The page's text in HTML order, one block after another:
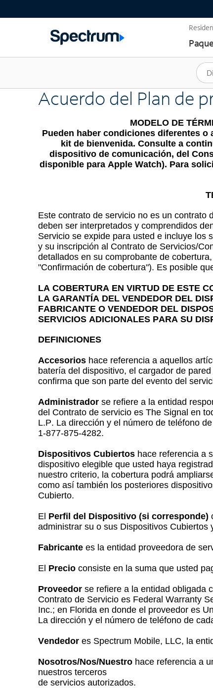
Acuerdo del Plan de
MODELO DE
Pueden haber condiciones diferentes
kit de bienvenida. Consulte a
dispositivo de comunicación, del
disponible para Apple Watch). Para
Este contrato de servicio no es un contrato
deben ser interpretados y comprendidos
Servicio se expide para usted e incluye los
y su inscripción al Contrato de Servicios/
detallados en su comprobante de
"Confirmación de cobertura"). Es posible
LA COBERTURA EN VIRTUD DE ESTE
LA GARANTÍA DEL VENDEDOR DEL
FABRICANTE O VENDEDOR DEL
SERVICIOS ADICIONALES PARA SU
DEFINICIONES
Accesorios hace referencia a aquellos
batería del dispositivo, el cargador de
confirma que son parte del evento del
Administrador se refiere a la entidad
del Contrato de servicio es The Signal en
L.P. La dirección y el número de teléfono
1-877-875-4282.
Dispositivos Cubiertos hace referencia a
dispositivo elegible que usted haya
nuestro criterio, la cobertura podrá
como así también los posteriores
Cubierto.
El Perfil del Dispositivo (si corresponde)
administrar su o sus Dispositivos
Fabricante es la entidad proveedora de
El Precio consiste en la suma que usted
Proveedor se refiere a la entidad obligada
Contrato de Servicio es Federal Warranty
Inc.; en Florida en donde el proveedor es
La dirección y el número de teléfono de
Vendedor es Spectrum Mobile, LLC, la
Nosotros/Nos/Nuestro hace referencia a
nuestros terceros
de servicios autorizados.